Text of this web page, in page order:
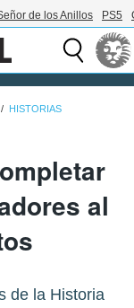
de los Anillos PS5
HISTORIAS
al
de la Historia